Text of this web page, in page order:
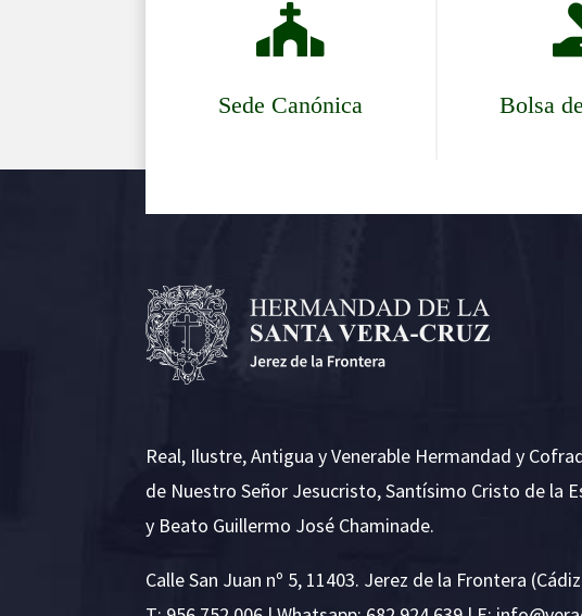

Sede Canónica Bolsa
Real, Ilustre, Antigua y Venerable Hermandad y
de Nuestro Señor Jesucristo, Santísimo Cristo de la
y Beato Guillermo José Chaminade.
Calle San Juan nº 5, 11403. Jerez de la Frontera